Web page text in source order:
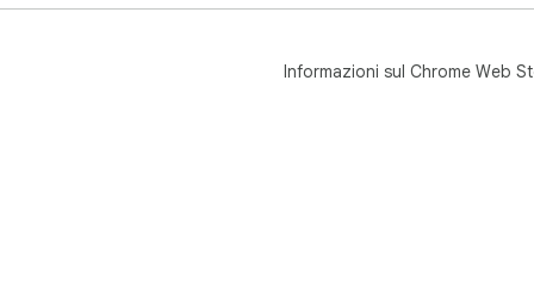
Informazioni sul Chrome Web